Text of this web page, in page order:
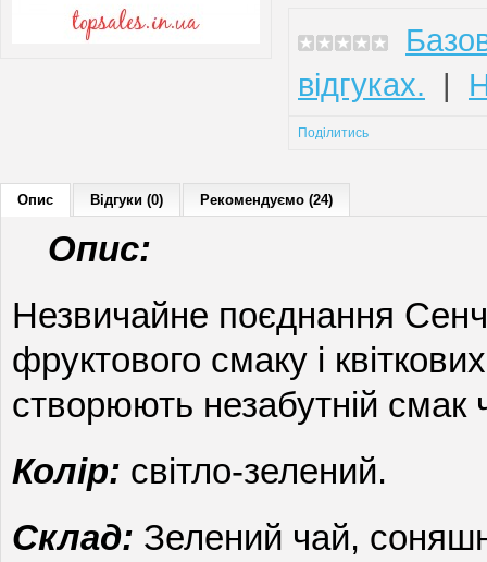
відгуках. |
Поділитись
Опис Відгуки (0) Рекомендуємо (24)
Опис:
Незвичайне поєднання
фруктового смаку і
створюють незабутній смак
Колір: світло-зелений.
Склад: Зелений чай,